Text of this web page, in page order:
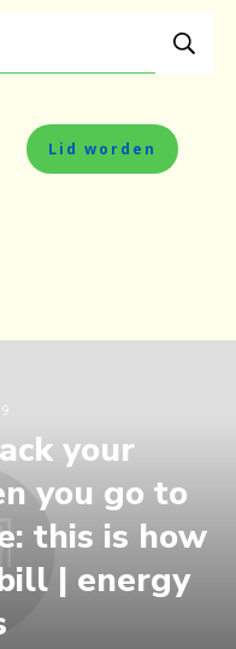
Lid worden
your
you go to
this is how
| energy